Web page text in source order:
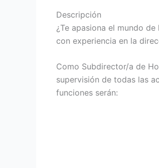
Descripción
¿Te apasiona el mundo
con experiencia en la
Como Subdirector/a de
supervisión de todas las
funciones serán: